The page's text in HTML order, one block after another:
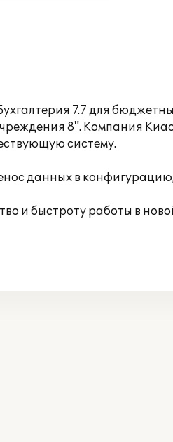
7.7 для
8". Компания
систему.
данных в
и быстроту работы в